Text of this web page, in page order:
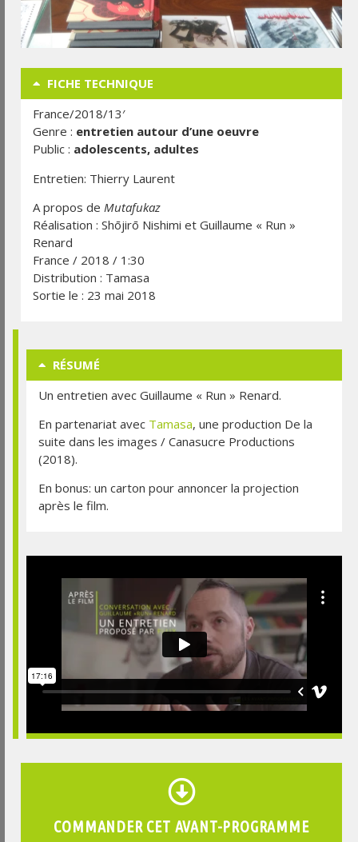
FICHE TECHNIQUE
France/2018/13′
Genre : entretien autour d’une oeuvre
Public : adolescents, adultes
Entretien: Thierry Laurent
A propos de Mutafukaz
Réalisation : Shōjirō Nishimi et Guillaume « Run »
Renard
France / 2018 / 1:30
Distribution : Tamasa
Sortie le : 23 mai 2018
RÉSUMÉ
Un entretien avec Guillaume « Run » Renard.
En partenariat avec Tamasa, une production De la
suite dans les images / Canasucre Productions
(2018).
En bonus: un carton pour annoncer la projection
après le film.
COMMANDER CET AVANT-PROGRAMME